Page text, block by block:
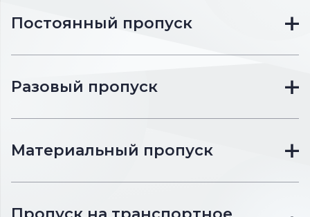
Постоянный пропуск
Разовый пропуск
Материальный пропуск